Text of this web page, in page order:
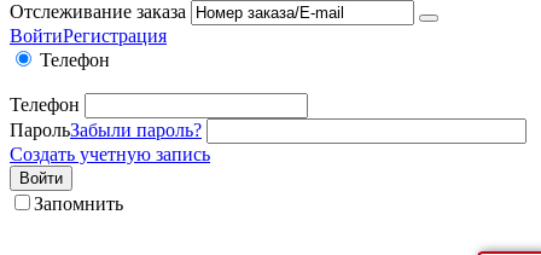
Отслеживание заказа
ВойтиРегистрация
Телефон
Телефон
ПарольЗабыли пароль?
Создать учетную запись
Войти
Запомнить